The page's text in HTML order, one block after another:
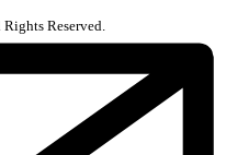
Reserved.